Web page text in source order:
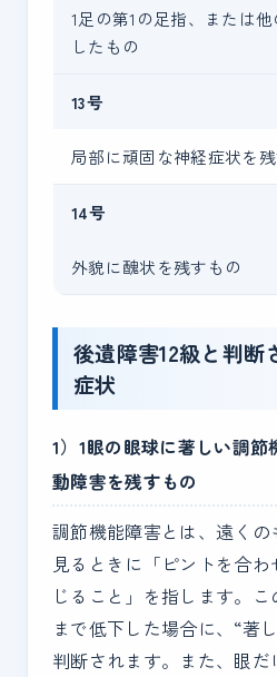
1足の第1の足指、または
したもの
13号
局部に頑固な神経症状を
14号
外貌に醜状を残すもの
後遺障害12級と判断
症状
1）1眼の眼球に著しい調
動障害を残すもの
調節機能障害とは、遠くの
見るときに「ピントを合
じること」を指します。
まで低下した場合に、“著
判断されます。また、眼